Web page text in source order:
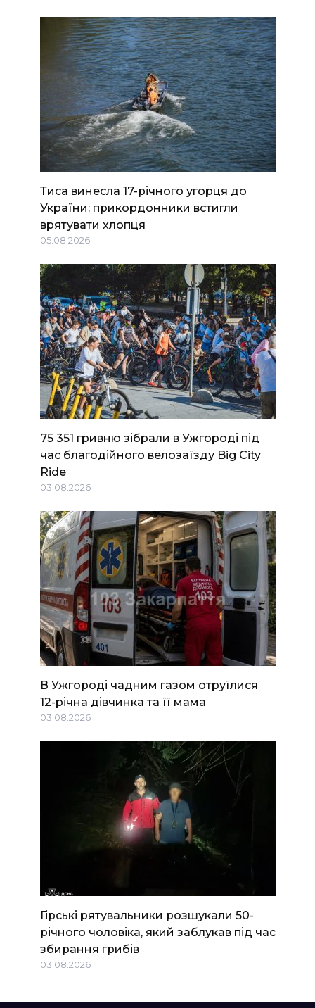
Тиса винесла 17-річного угорця до
України: прикордонники встигли
врятувати хлопця
05.08.2026
75 351 гривню зібрали в Ужгороді під
час благодійного велозаїзду Big Сity
Ride
03.08.2026
В Ужгороді чадним газом отруїлися
12-річна дівчинка та її мама
03.08.2026
Гірські рятувальники розшукали 50-
річного чоловіка, який заблукав під час
збирання грибів
03.08.2026